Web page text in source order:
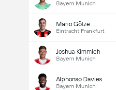
Bayern Munich
Mario Götze
Eintracht Frankfurt
Joshua Kimmich
Bayern Munich
Alphonso Davies
Bayern Munich